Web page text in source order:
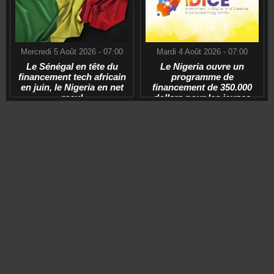
Mercredi 5 Août 2026 - 07:00
Le Sénégal en tête du
financement tech africain
en juin, le Nigeria en net
recul
Mardi 4 Août 2026 - 07:00
Le Nigeria ouvre un
programme de
financement de 350.000
dollars pour les jeunes